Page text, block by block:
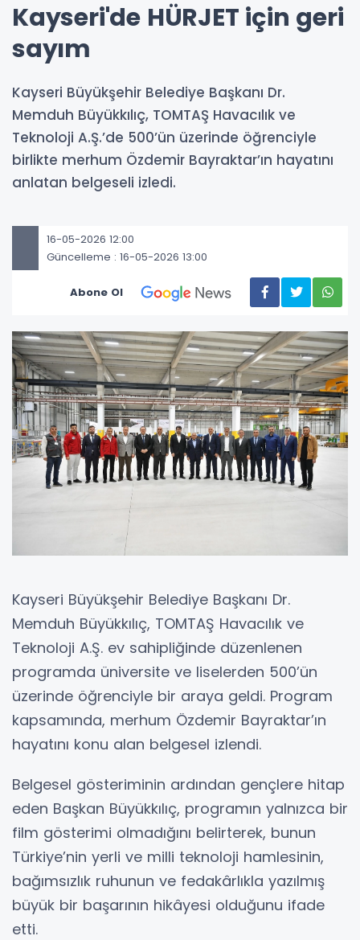
Kayseri'de HÜRJET için geri
sayım
Kayseri Büyükşehir Belediye Başkanı Dr.
Memduh Büyükkılıç, TOMTAŞ Havacılık ve
Teknoloji A.Ş.’de 500’ün üzerinde öğrenciyle
birlikte merhum Özdemir Bayraktar’ın hayatını
anlatan belgeseli izledi.
16-05-2026 12:00
Güncelleme : 16-05-2026 13:00
Abone Ol
Kayseri Büyükşehir Belediye Başkanı Dr.
Memduh Büyükkılıç, TOMTAŞ Havacılık ve
Teknoloji A.Ş. ev sahipliğinde düzenlenen
programda üniversite ve liselerden 500’ün
üzerinde öğrenciyle bir araya geldi. Program
kapsamında, merhum Özdemir Bayraktar’ın
hayatını konu alan belgesel izlendi.
Belgesel gösteriminin ardından gençlere hitap
eden Başkan Büyükkılıç, programın yalnızca bir
film gösterimi olmadığını belirterek, bunun
Türkiye’nin yerli ve milli teknoloji hamlesinin,
bağımsızlık ruhunun ve fedakârlıkla yazılmış
büyük bir başarının hikâyesi olduğunu ifade
etti.